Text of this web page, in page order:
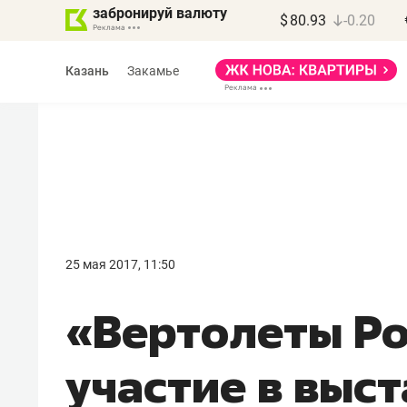
забронируй валюту $ 80.93 -0.20
Казань Закамье
25 мая 2017, 11:50
«Вертолеты
участие в
девелопера – найти
правильный продукт»
Девелопер из топ-10*
Башкортостана входит в Татарстан